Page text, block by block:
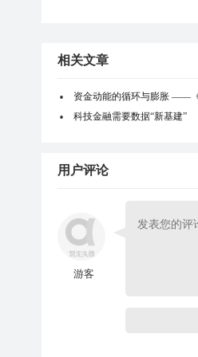
相关文章
资金动能的循环与膨胀 ——
科技金融需要数据“新基建”
用户评论
游客